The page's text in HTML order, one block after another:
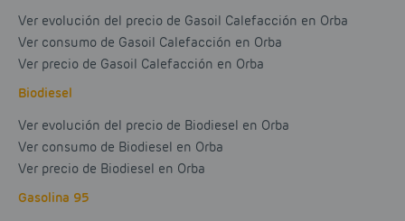
Ver evolución del precio de Gasoil Calefacción en Orba
Ver consumo de Gasoil Calefacción en Orba
Ver precio de Gasoil Calefacción en Orba
Biodiesel
Ver evolución del precio de Biodiesel en Orba
Ver consumo de Biodiesel en Orba
Ver precio de Biodiesel en Orba
Gasolina 95